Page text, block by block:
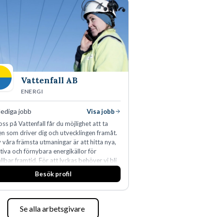
utveckla och kommersialisera
viktigaste tillgångar.
Vattenfall AB
ENERGI
jobb
Visa jobb
på Vattenfall får du möjlighet att ta
som driver dig och utvecklingen framåt.
våra främsta utmaningar är att hitta nya,
och förnybara energikällor för
framtid. För att lyckas behöver vi bli
Besök profil
Se alla arbetsgivare